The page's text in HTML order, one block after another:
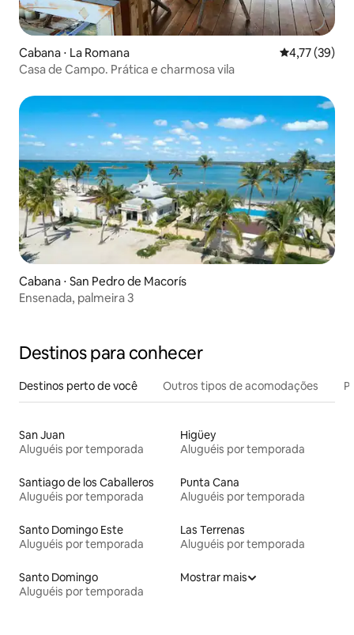
Cabana ⋅ La Romana 4,77 de uma
4,77 (39)
Casa de Campo. Prática e charmosa vila
Cabana ⋅ San Pedro de Macorís
Ensenada, palmeira 3
Destinos para conhecer
Destinos perto de você Outros tipos de acomodações
San Juan
Aluguéis por temporada
Higüey
Aluguéis por temporada
Santiago de los Caballeros
Aluguéis por temporada
Punta Cana
Aluguéis por temporada
Santo Domingo Este
Aluguéis por temporada
Las Terrenas
Aluguéis por temporada
Santo Domingo
Aluguéis por temporada
Mostrar mais